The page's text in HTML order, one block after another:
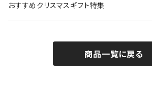
カトラリー
ポケットモンスター
mofusand（モフサンド）
Finlayson(フィンレイソン)
CELEC(セレック)
吉祥
メイメイウェア
リサイクル食器
おすすめクリスマスギフト特集
商品一覧に戻る